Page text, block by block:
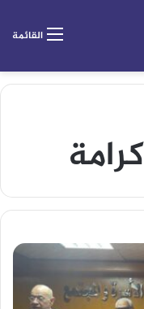
القائمة